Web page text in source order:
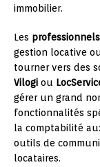
immobilier.
Les
gestion locative
tourner vers des
Vilogi ou
gérer un grand
fonctionnalités
la comptabilité
outils de
locataires.